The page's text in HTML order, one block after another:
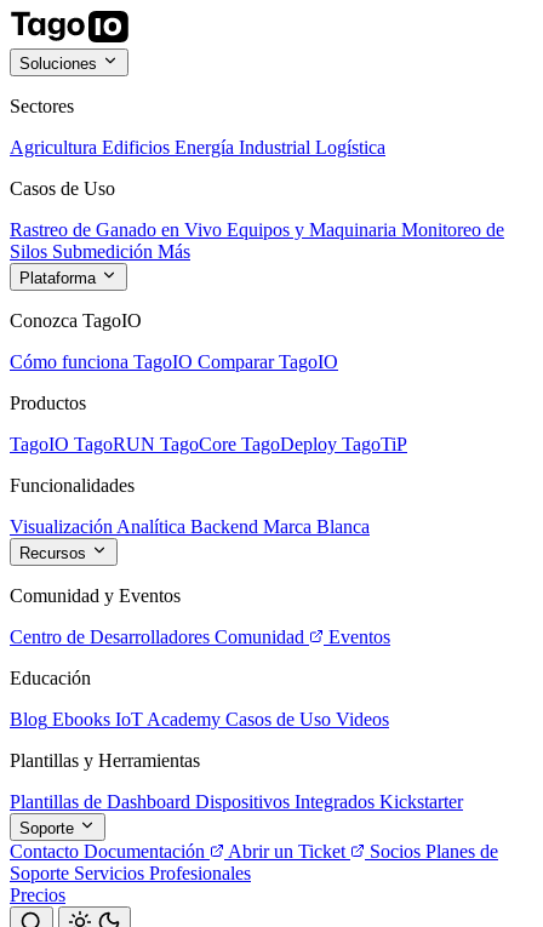
Soluciones
Sectores
Agricultura Edificios Energía Industrial Logística
Casos de Uso
Rastreo de Ganado en Vivo Equipos y Maquinaria Monitoreo de
Silos Submedición Más
Plataforma
Conozca TagoIO
Cómo funciona TagoIO Comparar TagoIO
Productos
TagoIO TagoRUN TagoCore TagoDeploy TagoTiP
Funcionalidades
Visualización Analítica Backend Marca Blanca
Recursos
Comunidad y Eventos
Centro de Desarrolladores Comunidad
Eventos
Educación
Blog Ebooks IoT Academy Casos de Uso Videos
Plantillas y Herramientas
Plantillas de Dashboard Dispositivos Integrados Kickstarter
Soporte
Contacto Documentación Abrir un Ticket Socios Planes de
Soporte Servicios Profesionales
Precios